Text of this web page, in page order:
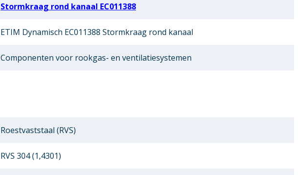
Stormkraag rond kanaal EC011388
ETIM Dynamisch EC011388 Stormkraag rond kanaal
Componenten voor rookgas- en ventilatiesystemen
Roestvaststaal (RVS)
RVS 304 (1,4301)